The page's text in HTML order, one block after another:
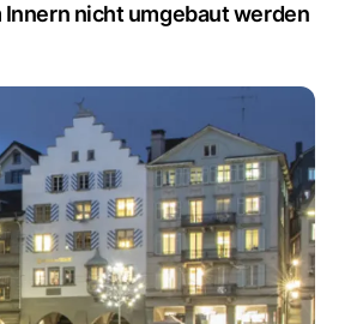
nicht umgebaut werden